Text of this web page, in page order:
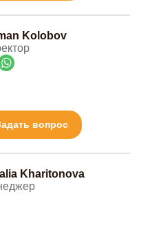
Kolobov
вопрос
Kharitonova